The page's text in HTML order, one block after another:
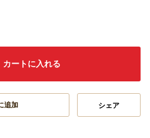
カートに入れる
追加 シェア